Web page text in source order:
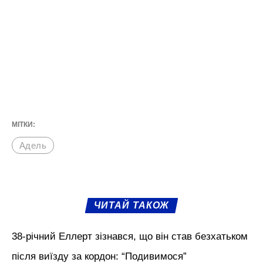
МІТКИ:
Адель
ЧИТАЙ ТАКОЖ
38-річний Еллерт зізнався, що він став безхатьком
після виїзду за кордон: “Подивимося”